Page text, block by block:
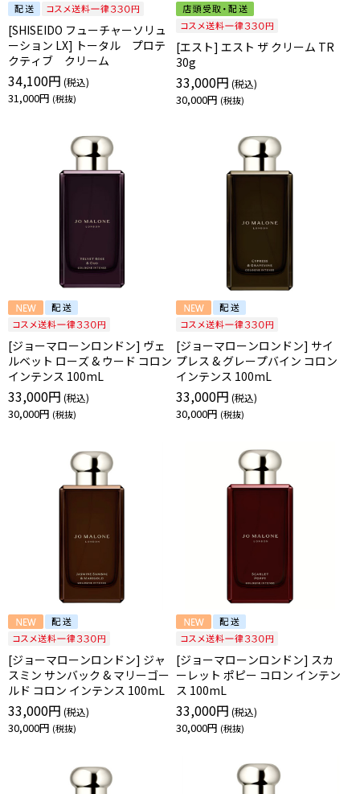
[SHISEIDO フューチャーソリュ
ーション LX] トータル プロテ
クティブ クリーム
34,100円
31,000円
[エスト] エスト ザ クリーム TR
30g
33,000円
30,000円
[ジョーマローンロンドン] ヴェ
ルベット ローズ & ウード コロン
インテンス 100mL
33,000円
30,000円
[ジョーマローンロンドン] サイ
プレス & グレープバイン コロン
インテンス 100mL
33,000円
30,000円
[ジョーマローンロンドン] ジャ
スミン サンバック & マリーゴー
ルド コロン インテンス 100mL
33,000円
30,000円
[ジョーマローンロンドン] スカ
ーレット ポピー コロン インテン
ス 100mL
33,000円
30,000円